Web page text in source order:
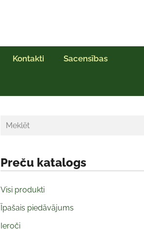
Kontakti Sacensības
Preču katalogs
Visi produkti
Īpašais piedāvājums
Ieroči